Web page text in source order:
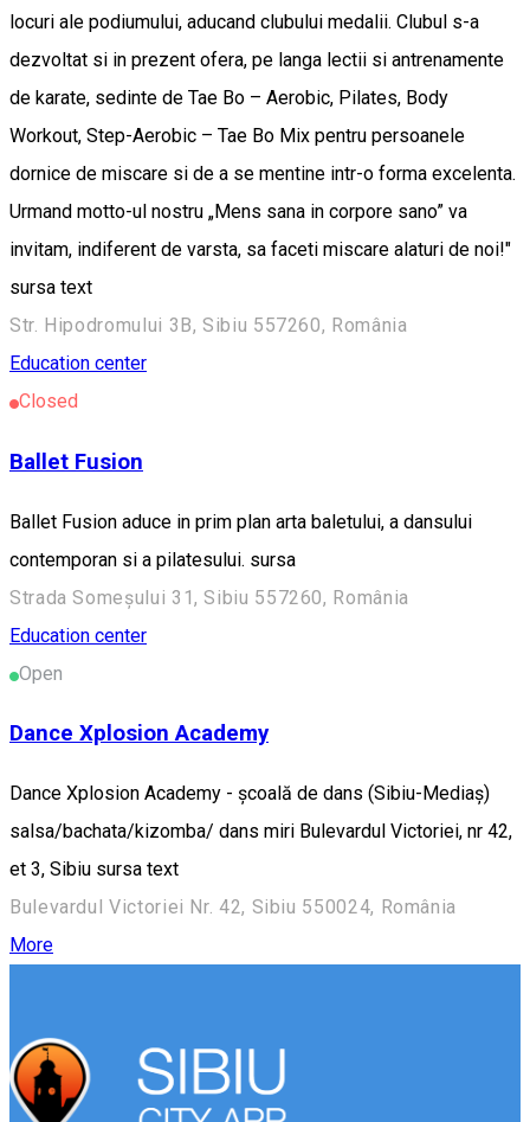
locuri ale podiumului, aducand clubului medalii. Clubul s-a
dezvoltat si in prezent ofera, pe langa lectii si antrenamente
de karate, sedinte de Tae Bo – Aerobic, Pilates, Body
Workout, Step-Aerobic – Tae Bo Mix pentru persoanele
dornice de miscare si de a se mentine intr-o forma excelenta.
Urmand motto-ul nostru „Mens sana in corpore sano” va
invitam, indiferent de varsta, sa faceti miscare alaturi de noi!"
sursa text
Str. Hipodromului 3B, Sibiu 557260, România
Education center
Closed
Ballet Fusion
Ballet Fusion aduce in prim plan arta baletului, a dansului
contemporan si a pilatesului. sursa
Strada Someșului 31, Sibiu 557260, România
Education center
Open
Dance Xplosion Academy
Dance Xplosion Academy - școală de dans (Sibiu-Mediaș)
salsa/bachata/kizomba/ dans miri Bulevardul Victoriei, nr 42,
et 3, Sibiu sursa text
Bulevardul Victoriei Nr. 42, Sibiu 550024, România
More